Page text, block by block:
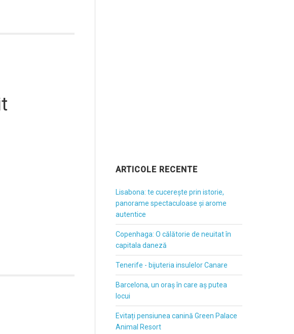
ARTICOLE RECENTE
Lisabona: te cucerește prin istorie,
panorame spectaculoase și arome
autentice
Copenhaga: O călătorie de neuitat în
capitala daneză
Tenerife - bijuteria insulelor Canare
Barcelona, un oraș în care aș putea
locui
Evitați pensiunea canină Green Palace
Animal Resort